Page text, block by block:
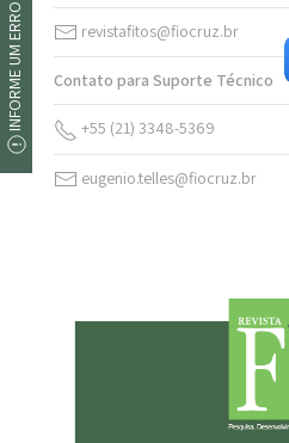
revistafitos@fiocruz.br
Contato para Suporte Técnico
+55 (21) 3348-5369
eugenio.telles@fiocruz.br
INFORME UM ERRO